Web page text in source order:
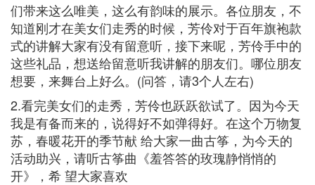
们带来这么唯美，这么有韵味的展示。各位朋友，不
知道刚才在美女们走秀的时候，芳伶对于百年旗袍款
式的讲解大家有没有留意听，接下来呢，芳伶手中的
这些礼品，想送给留意听我讲解的朋友们。哪位朋友
想要，来舞台上好么。(问答，请3个人左右)
2.看完美女们的走秀，芳伶也跃跃欲试了。因为今天
我是有备而来的，说得好不如弹得好。在这个万物复
苏，春暖花开的季节献 给大家一曲古筝，为今天的
活动助兴，请听古筝曲《羞答答的玫瑰静悄悄的
开》，希 望大家喜欢